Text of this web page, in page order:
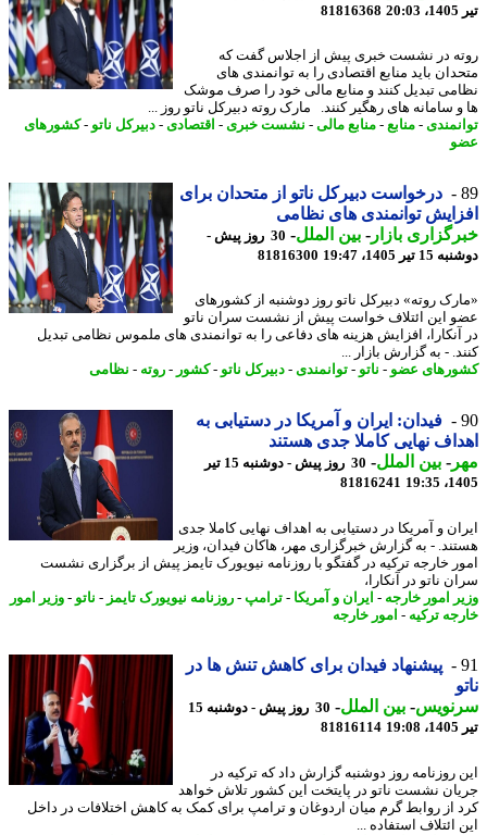
81816368
در نشست خبری پیش از اجلاس گفت که
باید منابع اقتصادی را به توانمندی های
تبدیل کنند و منابع مالی خود را صرف موشک
سامانه های رهگیر کنند. مارک روته دبیرکل ناتو روز ...
-منابع-منابع مالی-نشست خبری- اقتصادی-دبیرکل ناتو-کشورهای
درخواست دبیرکل ناتو از متحدان برای
توانمندی های نظامی
بازار- بین الملل-
30 روز پیش -
1405، 19:47
81816300
روته» دبیرکل ناتو روز دوشنبه از کشورهای
این ائتلاف خواست پیش از نشست سران ناتو
افزایش هزینه های دفاعی را به توانمندی های ملموس نظامی تبدیل
- به گزارش بازار ...
عضو-ناتو-توانمندی-دبیرکل ناتو-کشور-روته -نظامی
فیدان: ایران و آمریکا در دستیابی به
نهایی کاملا جدی هستند
-بین الملل-
30 روز پیش - دوشنبه 15 تیر
81816241
و آمریکا در دستیابی به اهداف نهایی کاملا جدی
- به گزارش خبرگزاری مهر، هاکان فیدان، وزیر
خارجه ترکیه در گفتگو با روزنامه نیویورک تایمز پیش از برگزاری نشست
ناتو در آنکارا،
امور خارجه-ایران و آمریکا- ترامپ -روزنامه نیویورک تایمز-ناتو-وزیر امور
ترکیه-امور خارجه
پیشنهاد فیدان برای کاهش تنش ها در
-بین الملل-
30 روز پیش - دوشنبه 15
81816114
روزنامه روز دوشنبه گزارش داد که ترکیه در
نشست ناتو در پایتخت این کشور تلاش خواهد
از روابط گرم میان اردوغان و ترامپ برای کمک به کاهش اختلافات در داخل
ائتلاف استفاده ...